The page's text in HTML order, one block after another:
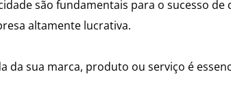
são fundamentais para o sucesso
altamente lucrativa.
da sua marca, produto ou serviço é